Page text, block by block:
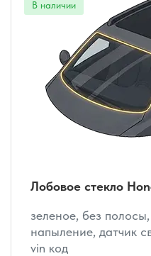
Лобовое стекло
зеленое, без
напыление, датчик
vin код